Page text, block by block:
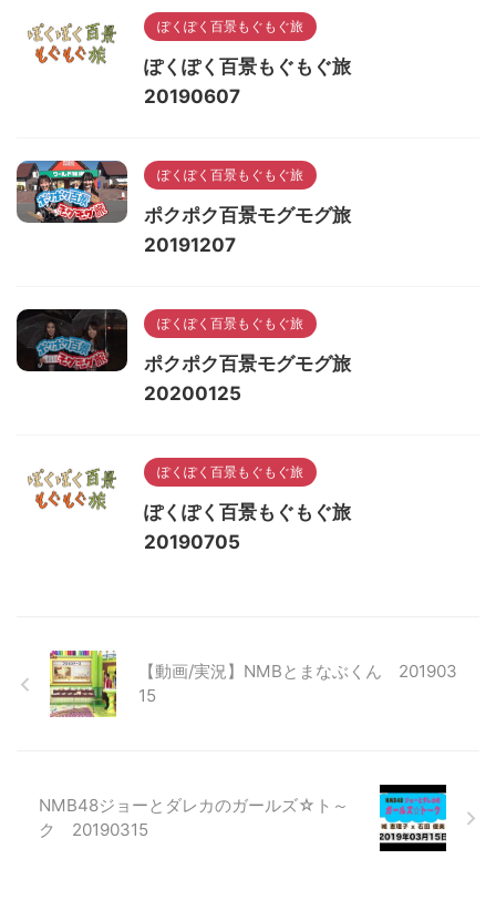
ぽくぽく百景もぐもぐ旅
ぽくぽく百景もぐもぐ旅
20190607
ぽくぽく百景もぐもぐ旅
ポクポク百景モグモグ旅
20191207
ぽくぽく百景もぐもぐ旅
ポクポク百景モグモグ旅
20200125
ぽくぽく百景もぐもぐ旅
ぽくぽく百景もぐもぐ旅
20190705
【動画/実況】NMBとまなぶくん 201903
15
NMB48ジョーとダレカのガールズ☆ト～
ク 20190315